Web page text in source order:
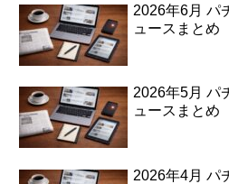
2026年6月 パ
ュースまとめ
2026年5月 パ
ュースまとめ
2026年4月 パ